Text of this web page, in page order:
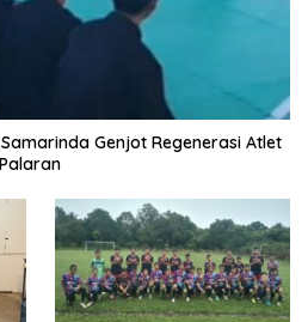
Genjot Regenerasi Atlet